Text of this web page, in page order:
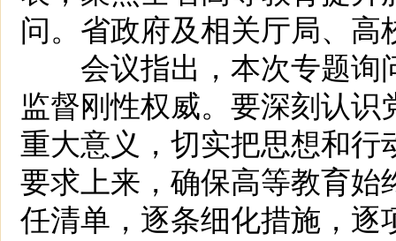
问。省政府及相关厅局、
会议指出，本次专题询
监督刚性权威。要深刻认
重大意义，切实把思想和
要求上来，确保高等教育
任清单，逐条细化措施，